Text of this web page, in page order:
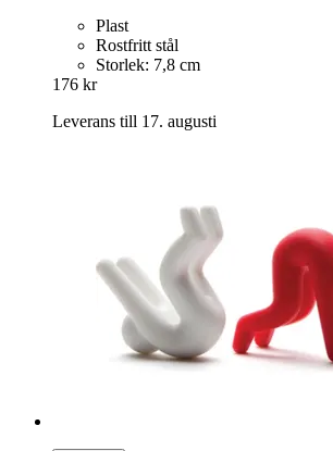
Plast
Rostfritt stål
Storlek: 7,8 cm
176 kr
Leverans till 17. augusti